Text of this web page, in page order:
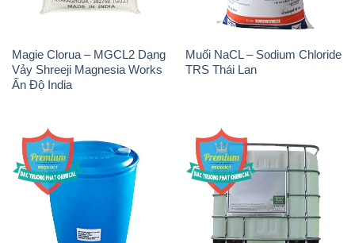
NP9 – Nonyl Phenol
Ethoxylate Indonesia
Amoniac Lỏng – NH4OH 20%
– 22% Việt Nam